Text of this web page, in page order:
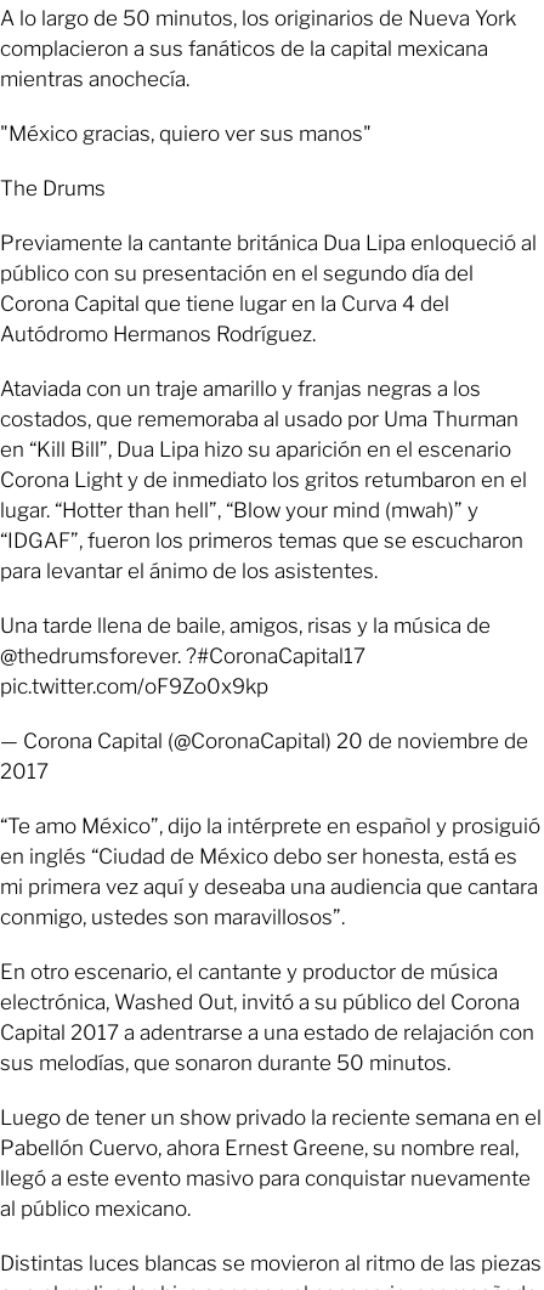
A lo largo de 50 minutos, los originarios de Nueva York
complacieron a sus fanáticos de la capital mexicana
mientras anochecía.
"México gracias, quiero ver sus manos"
The Drums
Previamente la cantante británica Dua Lipa enloqueció al
público con su presentación en el segundo día del
Corona Capital que tiene lugar en la Curva 4 del
Autódromo Hermanos Rodríguez.
Ataviada con un traje amarillo y franjas negras a los
costados, que rememoraba al usado por Uma Thurman
en “Kill Bill”, Dua Lipa hizo su aparición en el escenario
Corona Light y de inmediato los gritos retumbaron en el
lugar. “Hotter than hell”, “Blow your mind (mwah)” y
“IDGAF”, fueron los primeros temas que se escucharon
para levantar el ánimo de los asistentes.
Una tarde llena de baile, amigos, risas y la música de
@thedrumsforever. ?#CoronaCapital17
pic.twitter.com/oF9Zo0x9kp
— Corona Capital (@CoronaCapital) 20 de noviembre de
2017
“Te amo México”, dijo la intérprete en español y prosiguió
en inglés “Ciudad de México debo ser honesta, está es
mi primera vez aquí y deseaba una audiencia que cantara
conmigo, ustedes son maravillosos”.
En otro escenario, el cantante y productor de música
electrónica, Washed Out, invitó a su público del Corona
Capital 2017 a adentrarse a una estado de relajación con
sus melodías, que sonaron durante 50 minutos.
Luego de tener un show privado la reciente semana en el
Pabellón Cuervo, ahora Ernest Greene, su nombre real,
llegó a este evento masivo para conquistar nuevamente
al público mexicano.
Distintas luces blancas se movieron al ritmo de las piezas